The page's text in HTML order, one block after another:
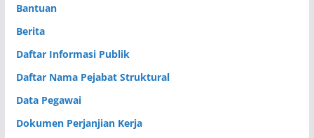
Bantuan
Berita
Daftar Informasi Publik
Daftar Nama Pejabat Struktural
Data Pegawai
Dokumen Perjanjian Kerja